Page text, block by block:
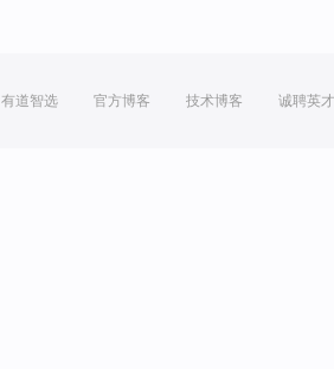
有道智选 官方博客 技术博客 诚聘英才